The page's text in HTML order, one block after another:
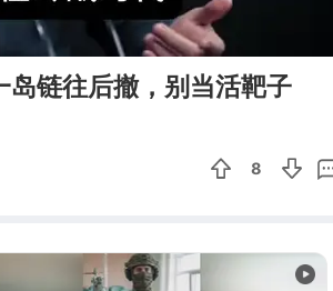
链往后撤，别当活靶子
8